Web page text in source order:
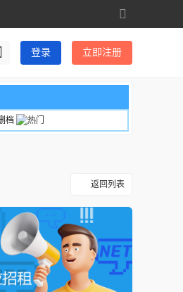
切
换
到
宽
登录 立即注册
档
返回列表